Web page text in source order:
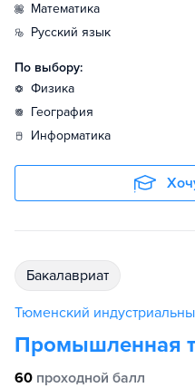
математика
русский язык
По выбору:
физика
география
информатика
бакалавриат
Тюменский
Промышленная
60 проходной балл